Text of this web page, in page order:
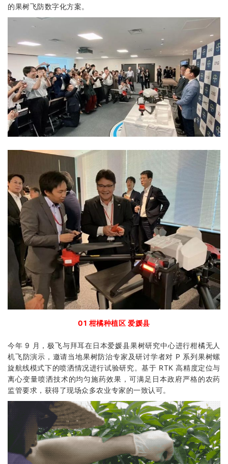
的果树飞防数字化方案。
01 柑橘种植区 爱媛县
今年 9 月，极飞与拜耳在日本爱媛县果树研究中心进行柑橘无人
机飞防演示，邀请当地果树防治专家及研讨学者对 P 系列果树螺
旋航线模式下的喷洒情况进行试验研究。基于 RTK 高精度定位与
离心变量喷洒技术的均匀施药效果，可满足日本政府严格的农药
监管要求，获得了现场众多农业专家的一致认可。